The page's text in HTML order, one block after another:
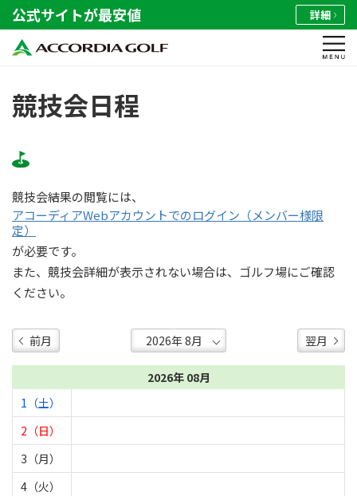
公式サイトが最安値 詳細
競技会日程
競技会結果の閲覧には、
アコーディアWebアカウントでのログイン（メンバー様限
定）
が必要です。
また、競技会詳細が表示されない場合は、ゴルフ場にご確認
ください。
前月 翌月
2026年 08月
1（土）
2（日）
3（月）
4（火）